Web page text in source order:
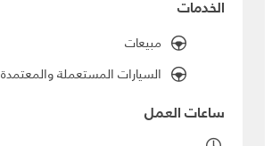
الخدمات
مبيعات
السيارات المستعملة والمعتمدة
ساعات العمل